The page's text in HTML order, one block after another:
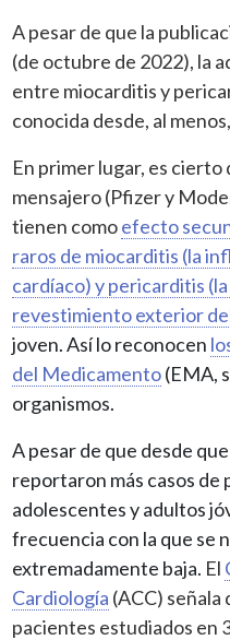
A pesar de que la
(de octubre de 2022), la
entre miocarditis y
conocida desde, al
En primer lugar, es cierto
mensajero (Pfizer y
tienen comoefecto
raros de miocarditis (la
cardíaco) y pericarditis
revestimiento exterior
joven. Así lo reconocen
del Medicamento(EMA,
organismos.
A pesar de que desde
reportaron más casos
adolescentes y adultos
frecuencia con la que se
extremadamente baja. El
Cardiología (ACC) señala
pacientes estudiados en